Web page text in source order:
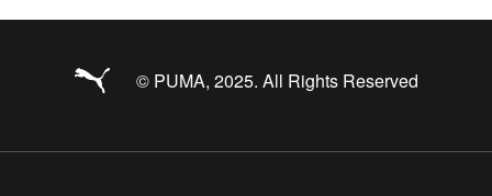
© PUMA, 2025. All Rights Reserved